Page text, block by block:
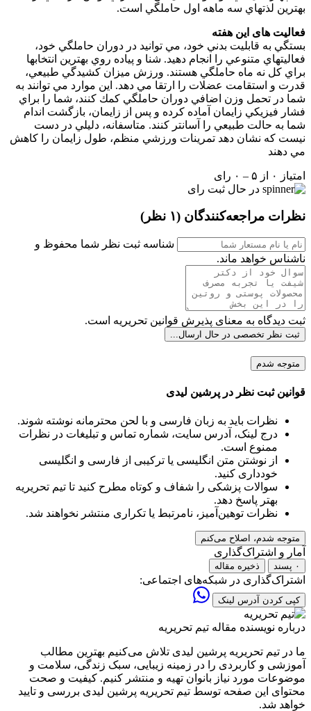
بهترين لذتهاي سه ماهه اول حاملگي است.
فعالیت های این هفته
بستگي به قابليت بدني خود، مي توانيد در دوران حاملگي خود،
فعاليتهاي متنوعي را انجام دهيد. شنا و پياده روي بهترين انتخابها
براي كل نه ماه حاملگي هستند. ورزش ميزان كشيدگي طبيعي،
قدرت و استقامت عضلات را ارتقا مي دهد. اين موارد مي توانند به
شما در تحمل وزن اضافي دوران حاملگي كمك كنند، شما را براي
فشار فيزيكي زايمان آماده كرده و پس از زايمان، بازگشت اندام
شما به حالت طبيعي را آسانتر كنند. متاسفانه، دليلي در دست
نيست كه نشان دهد تمرينات ورزشي منظم، طول زايمان را كاهش
مي دهند
امتیاز ۰ از ۵ – ۰ رای
در حال ثبت رای
نظرات مراجعه‌کنندگان (۱ نظر)
شناسه ثبت نظر شما محفوظ و
ناشناس خواهد ماند.
ثبت دیدگاه به معنای پذیرش قوانین تحریریه است.
ثبت نظر تخصصی در حال ارسال...
متوجه شدم
قوانین ثبت نظر در پرشین لیدی
نظرات باید به زبان فارسی و با لحن محترمانه نوشته شوند.
درج لینک، آدرس سایت، شماره تماس و تبلیغات در نظرات
ممنوع است.
از نوشتن متن انگلیسی یا ترکیبی از فارسی و انگلیسی
خودداری کنید.
سوالات پزشکی را شفاف و کوتاه مطرح کنید تا تیم تحریریه
بهتر پاسخ دهد.
نظرات توهین‌آمیز، نامرتبط یا تکراری منتشر نخواهند شد.
متوجه شدم، اصلاح می‌کنم
آمار و اشتراک‌گذاری
۰ پسند ذخیره مقاله
اشتراک‌گذاری در شبکه‌های اجتماعی:
کپی کردن آدرس لینک
درباره نویسنده مقاله تیم تحریریه
ما در تیم تحریریه پرشین لیدی تلاش می‌کنیم بهترین مطالب
آموزشی و کاربردی را در زمینه زیبایی، سبک زندگی، سلامت و
موضوعات مورد نیاز بانوان تهیه و منتشر کنیم. کیفیت و صحت
محتوای این صفحه توسط تیم تحریریه پرشین لیدی بررسی و تایید
خواهد شد.